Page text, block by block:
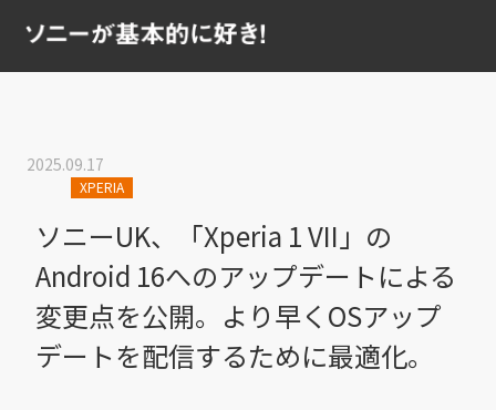
2025.09.17
XPERIA
ソニーUK、「Xperia 1 VII」の
Android 16へのアップデートによる
変更点を公開。より早くOSアップ
デートを配信するために最適化。